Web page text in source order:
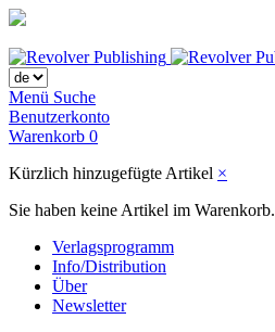
Menü Suche
Benutzerkonto
Warenkorb 0
Kürzlich hinzugefügte Artikel ×
Sie haben keine Artikel im Warenkorb.
Verlagsprogramm
Info/Distribution
Über
Newsletter